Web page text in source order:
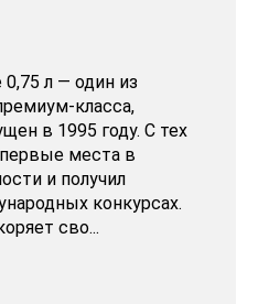
л — один из
класса,
в 1995 году. С тех
места в
и получил
конкурсах.
сво...